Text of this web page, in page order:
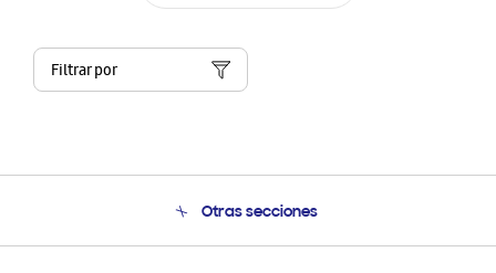
Filtrar por
Otras secciones